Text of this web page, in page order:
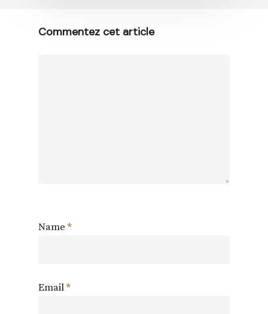
Commentez cet article
Name*
Email*